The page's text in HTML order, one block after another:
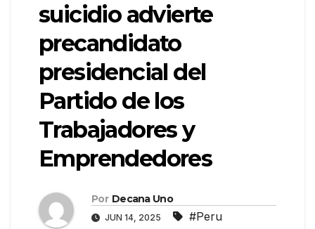
suicidio advierte
precandidato
presidencial del
Partido de los
Trabajadores y
Emprendedores
Por Decana Uno
JUN 14, 2025 #Peru